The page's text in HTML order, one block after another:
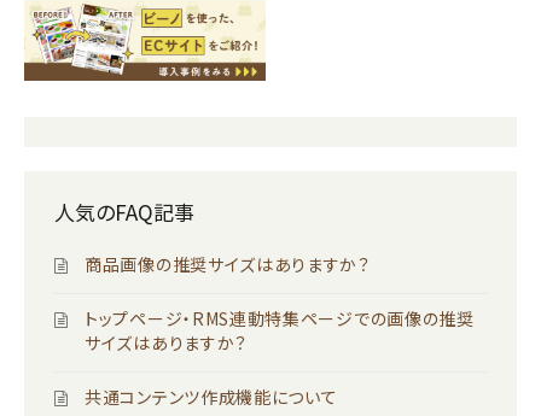
人気のFAQ記事
商品画像の推奨サイズはありますか？
トップページ・RMS連動特集ページでの画像の推奨
サイズはありますか？
共通コンテンツ作成機能について